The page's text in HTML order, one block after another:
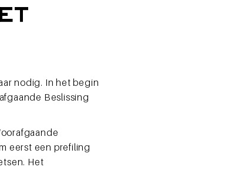
nodig. In het begin
Beslissing
eerst een prefiling
Het